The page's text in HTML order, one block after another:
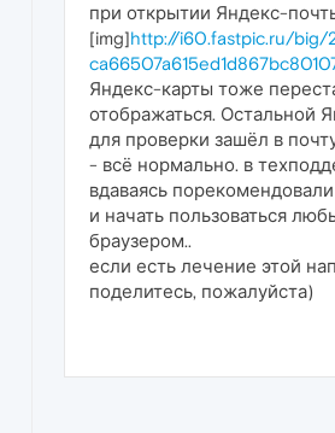
при открытии Яндекс-
[img]http://i60.fastpic.ru/big/
Яндекс-карты тоже
отображаться. Остальной
для проверки зашёл в
- всё нормально. в
вдаваясь
и начать пользоваться
браузером..
если есть лечение этой
поделитесь, пожалуйста)